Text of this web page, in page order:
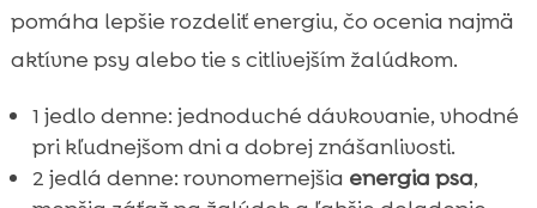
pomáha lepšie rozdeliť energiu, čo ocenia najmä
aktívne psy alebo tie s citlivejším žalúdkom.
1 jedlo denne: jednoduché dávkovanie, vhodné
pri kľudnejšom dni a dobrej znášanlivosti.
2 jedlá denne: rovnomernejšia energia psa,